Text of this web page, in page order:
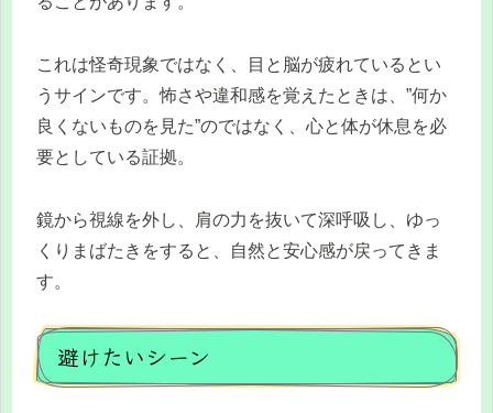
これは怪奇現象ではなく、目と脳が疲れているとい
うサインです。怖さや違和感を覚えたときは、”何か
良くないものを見た”のではなく、心と体が休息を必
要としている証拠。
鏡から視線を外し、肩の力を抜いて深呼吸し、ゆっ
くりまばたきをすると、自然と安心感が戻ってきま
す。
避けたいシーン